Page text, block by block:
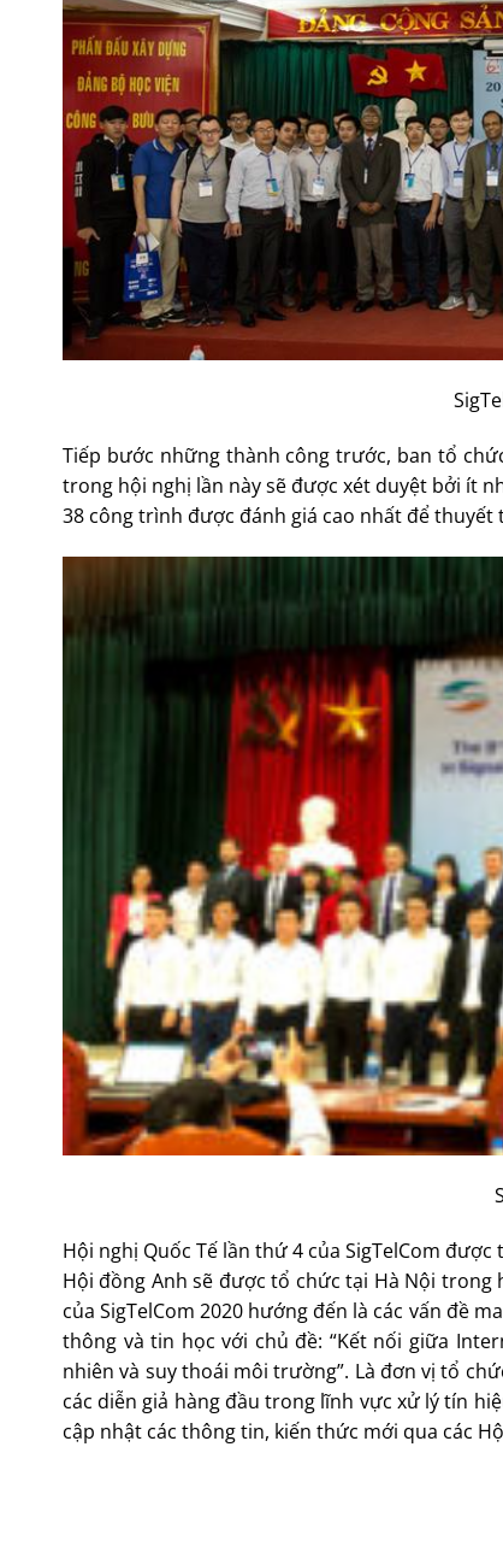
Tiếp bước những thành công trước, ban tổ
trong hội nghị lần này sẽ được xét duyệt bởi ít
38 công trình được đánh giá cao nhất để thuyết
Hội nghị Quốc Tế lần thứ 4 của SigTelCom
Hội đồng Anh sẽ được tổ chức tại Hà Nội trong
của SigTelCom 2020 hướng đến là các vấn đề
thông và tin học với chủ đề: “Kết nối giữa
nhiên và suy thoái môi trường”. Là đơn vị tổ
các diễn giả hàng đầu trong lĩnh vực xử lý tín
cập nhật các thông tin, kiến thức mới qua các